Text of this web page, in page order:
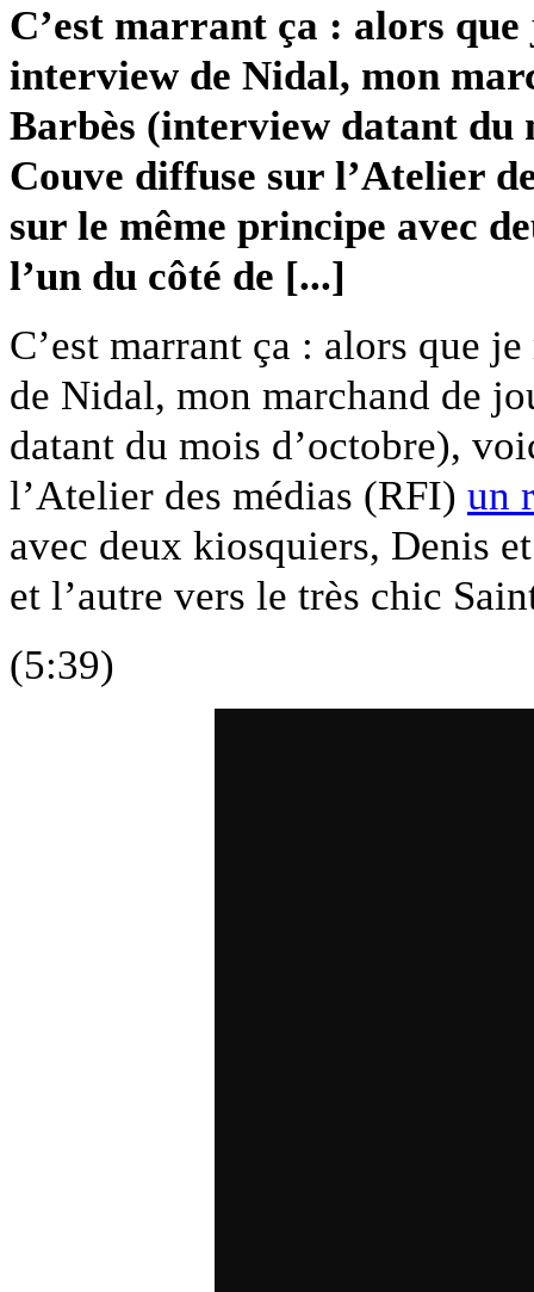
C’est marrant ça : alors
interview de Nidal, mon
Barbès (interview datant du
Couve diffuse sur l’Atelier
sur le même principe avec
l’un du côté de [...]
C’est marrant ça : alors que
de Nidal, mon marchand de
datant du mois d’octobre),
l’Atelier des médias (RFI) un
avec deux kiosquiers, Denis
et l’autre vers le très chic
(5:39)